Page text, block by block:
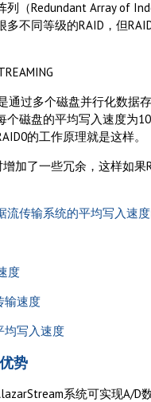
列（Redundant Array of
多不同等级的RAID，但
通过多个磁盘并行化数据
个磁盘的平均写入速度为
的工作原理就是这样。
增加了一些冗余，这样如
流传输系统的平均写入速
度
输速度
均写入速度
势
系统可实现A/D